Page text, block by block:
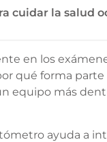
cuidar la salud
en los
qué forma parte
equipo más
ayuda a